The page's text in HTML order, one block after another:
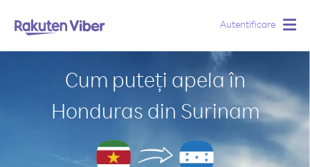
Autentificare
Cum puteți apela în
Honduras din Surinam